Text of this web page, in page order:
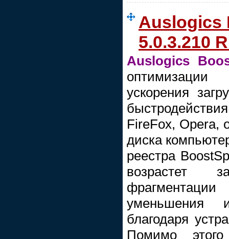
Auslogics
5.0.3.210
Auslogics
оптимизации
ускорения
FireFox, Opera,
диска
реестра
возрастет
уменьшения
благодаря
Помимо этого